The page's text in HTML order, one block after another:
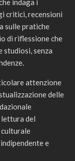
critici, recensioni
sulle pratiche
di riflessione che
senza
attenzione
delle
lettura del
e